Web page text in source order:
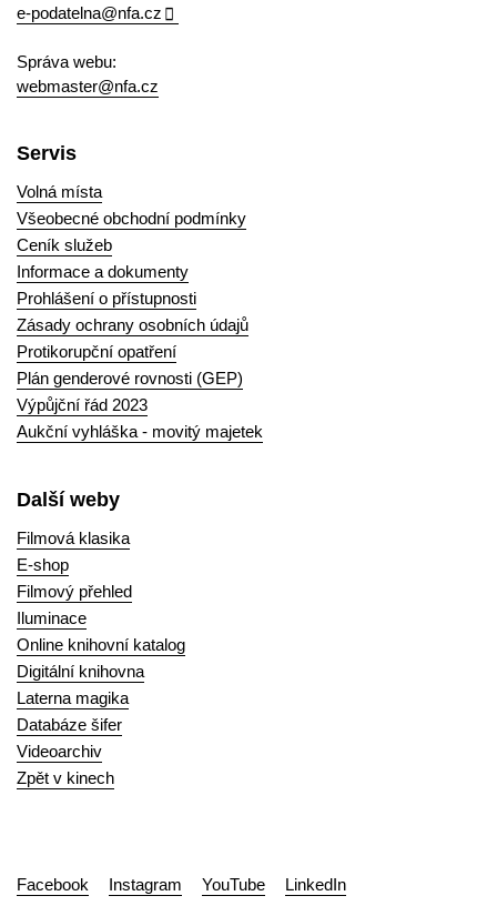
e-podatelna@nfa.cz
Správa webu:
webmaster@nfa.cz
Servis
Volná místa
Všeobecné obchodní podmínky
Ceník služeb
Informace a dokumenty
Prohlášení o přístupnosti
Zásady ochrany osobních údajů
Protikorupční opatření
Plán genderové rovnosti (GEP)
Výpůjční řád 2023
Aukční vyhláška - movitý majetek
Další weby
Filmová klasika
E-shop
Filmový přehled
Iluminace
Online knihovní katalog
Digitální knihovna
Laterna magika
Databáze šifer
Videoarchiv
Zpět v kinech
Facebook Instagram YouTube LinkedIn